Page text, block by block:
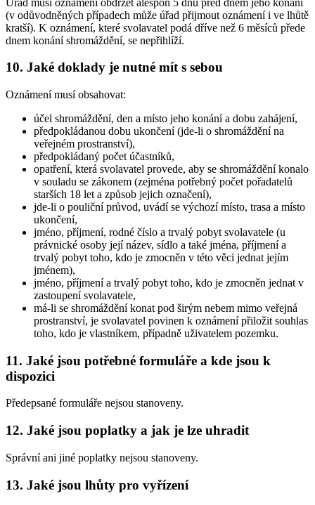
(v odůvodněných případech může úřad přijmout oznámení i ve lhůtě
kratší). K oznámení, které svolavatel podá dříve než 6 měsíců přede
dnem konání shromáždění, se nepřihlíží.
10. Jaké doklady je nutné mít s sebou
Oznámení musí obsahovat:
účel shromáždění, den a místo jeho konání a dobu zahájení,
předpokládanou dobu ukončení (jde-li o shromáždění na
veřejném prostranství),
předpokládaný počet účastníků,
opatření, která svolavatel provede, aby se shromáždění konalo
v souladu se zákonem (zejména potřebný počet pořadatelů
starších 18 let a způsob jejich označení),
jde-li o pouliční průvod, uvádí se výchozí místo, trasa a místo
ukončení,
jméno, příjmení, rodné číslo a trvalý pobyt svolavatele (u
právnické osoby její název, sídlo a také jména, příjmení a
trvalý pobyt toho, kdo je zmocněn v této věci jednat jejím
jménem),
jméno, příjmení a trvalý pobyt toho, kdo je zmocněn jednat v
zastoupení svolavatele,
má-li se shromáždění konat pod širým nebem mimo veřejná
prostranství, je svolavatel povinen k oznámení přiložit souhlas
toho, kdo je vlastníkem, případně uživatelem pozemku.
11. Jaké jsou potřebné formuláře a kde jsou k
dispozici
Předepsané formuláře nejsou stanoveny.
12. Jaké jsou poplatky a jak je lze uhradit
Správní ani jiné poplatky nejsou stanoveny.
13. Jaké jsou lhůty pro vyřízení